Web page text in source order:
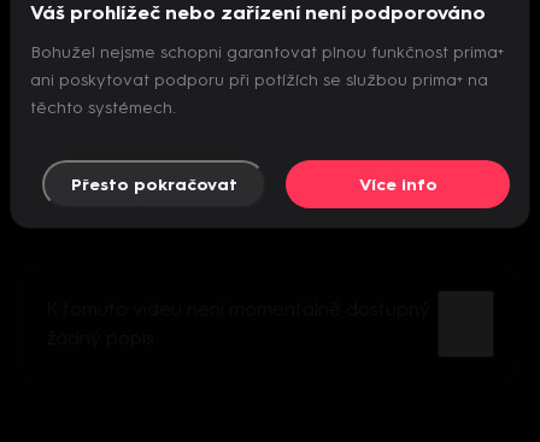
Nepodařilo se inicializovat přehrávač
Váš prohlížeč nebo zařízení není podporováno
Bohužel nejsme schopni garantovat plnou funkčnost prima+
ani poskytovat podporu při potížích se službou prima+ na
těchto systémech.
Přesto pokračovat Více info